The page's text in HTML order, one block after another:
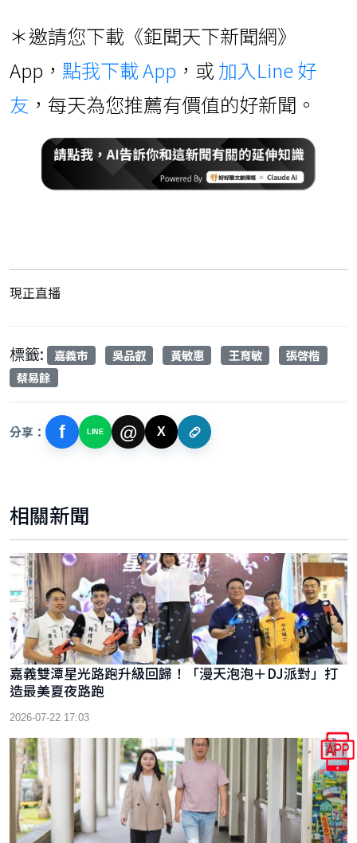
＊邀請您下載《鉅聞天下新聞網》
App， 點我下載 App ，或 加入Line 好
友 ，每天為您推薦有價值的好新聞。
現正直播
標籤: 嘉義市 吳品叡 黃敏惠 王育敏
張啓楷
蔡易餘
分享： f LINE @ X
相關新聞
嘉義雙潭星光路跑升級回歸！「漫天泡泡＋DJ派對」打
造最美夏夜路跑
2026-07-22 17:03